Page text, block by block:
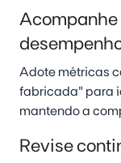
Adote métricas
fabricada" para
mantendo a
Revise